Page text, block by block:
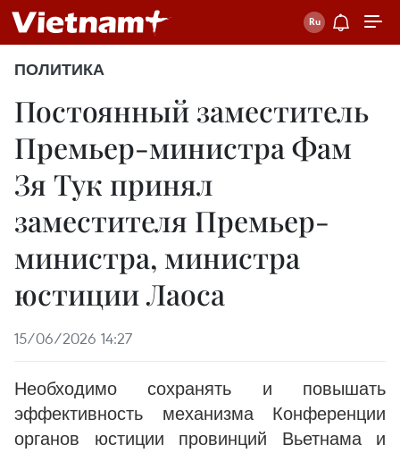
ПОЛИТИКА
Постоянный заместитель
Премьер-министра Фам
Зя Тук принял
заместителя Премьер-
министра, министра
юстиции Лаоса
15/06/2026 14:27
Необходимо сохранять и повышать
эффективность механизма Конференции
органов юстиции провинций Вьетнама и